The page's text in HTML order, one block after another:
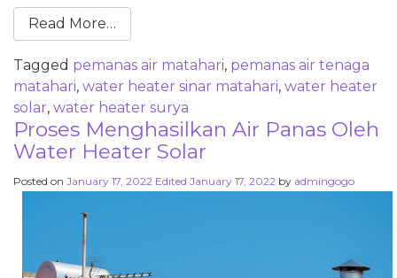
Read More…
Tagged pemanas air matahari, pemanas air tenaga
matahari, water heater sinar matahari, water heater
solar, water heater surya
Proses Menghasilkan Air Panas Oleh
Water Heater Solar
Posted on January 17, 2022 Edited January 17, 2022 by admingogo